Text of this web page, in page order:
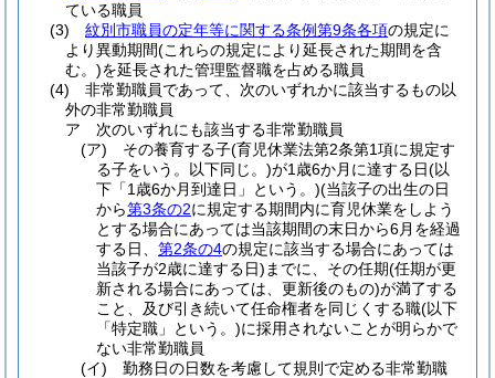
ている職員
(3)
紋別市職員の定年等に関する条例第9条各項の規定に
より異動期間(これらの規定により延長された期間を含
む。)を延長された管理監督職を占める職員
(4)
非常勤職員であって、次のいずれかに該当するもの以
外の非常勤職員
ア
次のいずれにも該当する非常勤職員
(ア)
その養育する子(育児休業法第2条第1項に規定す
る子をいう。以下同じ。)が1歳6か月に達する日(以
下「1歳6か月到達日」という。)(当該子の出生の日
から第3条の2に規定する期間内に育児休業をしよう
とする場合にあっては当該期間の末日から6月を経過
する日、第2条の4の規定に該当する場合にあっては
当該子が2歳に達する日) までに、その任期(任期が更
新される場合にあっては、更新後のもの)が満了する
こと、及び引き続いて任命権者を同じくする職(以下
「特定職」という。)に採用されないことが明らかで
ない非常勤職員
(イ)
勤務日の日数を考慮して規則で定める非常勤職